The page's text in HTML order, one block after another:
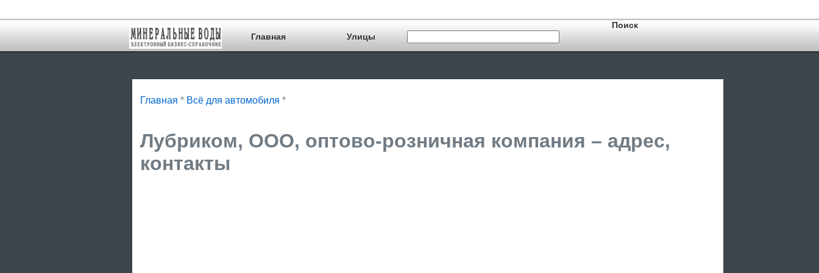
Главная Улицы
Главная * Всё для автомобиля *
Лубриком, ООО, оптово-розничная компания – адрес,
контакты